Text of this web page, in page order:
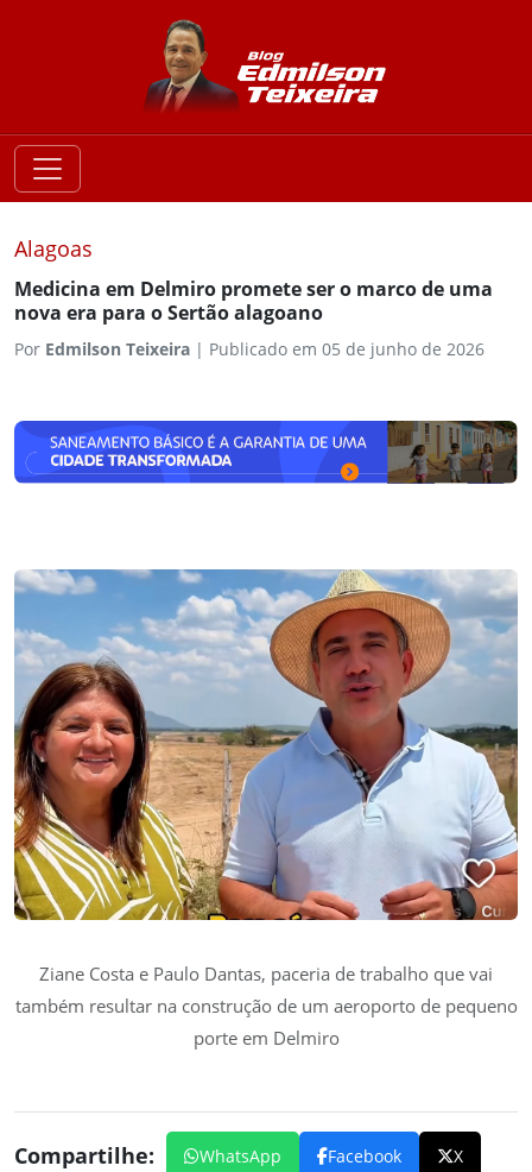
Alagoas
Medicina em Delmiro promete ser o marco de uma
nova era para o Sertão alagoano
Por Edmilson Teixeira | Publicado em 05 de junho de 2026
Ziane Costa e Paulo Dantas, paceria de trabalho que vai
também resultar na construção de um aeroporto de pequeno
porte em Delmiro
Compartilhe: WhatsApp Facebook X